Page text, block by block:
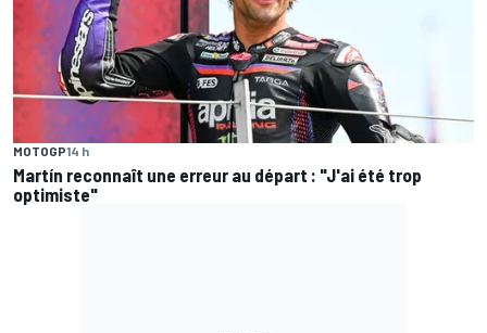
MOTOGP14 h
Martín reconnaît une erreur au départ : "J'ai été trop
optimiste"